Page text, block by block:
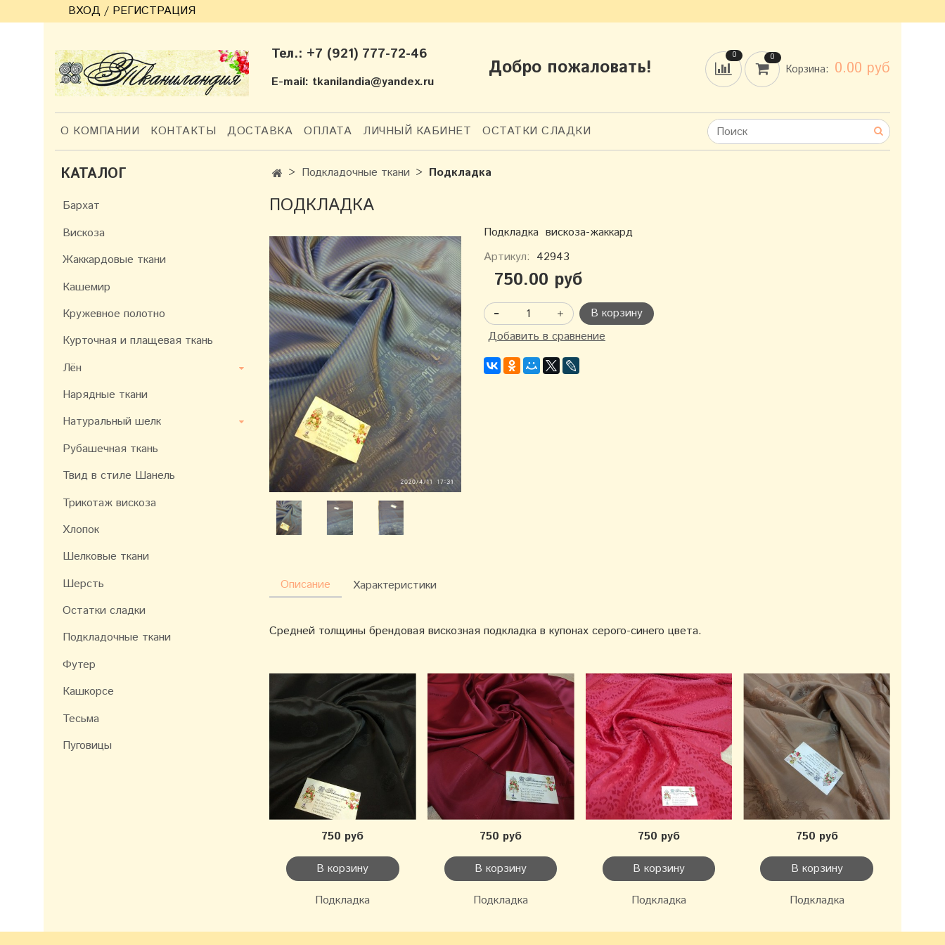
ВХОД / РЕГИСТРАЦИЯ
Тел.: +7 (921) 777-72-46
E-mail: tkanilandia@yandex.ru
Добро пожаловать! 0 0
Корзина: 0.00 руб
О КОМПАНИИ КОНТАКТЫ ДОСТАВКА ОПЛАТА ЛИЧНЫЙ КАБИНЕТ ОСТАТКИ СЛАДКИ
Подкладочные ткани Подкладка
ПОДКЛАДКА
Подкладка вискоза-жаккард
Артикул: 42943
750.00 руб
В корзину
Добавить в сравнение
Описание
Средней толщины брендовая вискозная подкладка в купонах серого-синего цвета.
Характеристики
750 руб
В корзину
Подкладка
750 руб
В корзину
Подкладка
750 руб
В корзину
Подкладка
750 руб
В корзину
Подкладка
КАТАЛОГ
Бархат
Вискоза
Жаккардовые ткани
Кашемир
Кружевное полотно
Курточная и плащевая ткань
Лён
Нарядные ткани
Натуральный шелк
Рубашечная ткань
Твид в стиле Шанель
Трикотаж вискоза
Хлопок
Шелковые ткани
Шерсть
Остатки сладки
Подкладочные ткани
Футер
Кашкорсе
Тесьма
Пуговицы